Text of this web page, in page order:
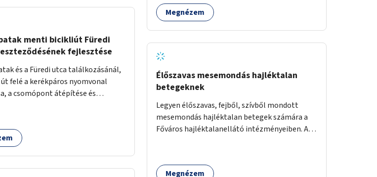
menti bicikliút Füredi
fejlesztése
és a Füredi utca találkozásánál,
felé a kerékpáros nyomvonal
a csomópont átépítése és
Megnézem
Élőszavas mesemondás hajléktalan
betegeknek
Legyen élőszavas, fejből, szívből mondott
mesemondás hajléktalan betegek számára a
Főváros hajléktalanellátó intézményeiben. A
végzettségű emberek végeznék.
Megnézem